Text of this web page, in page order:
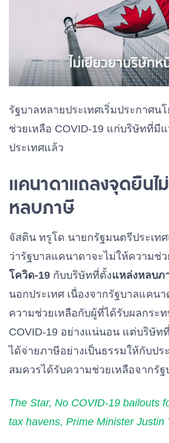
รัฐบาลหลายประเทศเริ่มประกาศน
ช่วยเหลือ COVID-19 แก่บริษัทที่มี
ประเทศแล้ว
แคนาดาแถลงจุดยืนไ
หลบภาษี
จัสติน ทรูโด นายกรัฐมนตรีประเท
ว่ารัฐบาลแคนาดาจะไม่ให้ความช่ว
โควิด-19 กับบริษัทที่ตั้งแหล่งหลบภ
นอกประเทศ เนื่องจากรัฐบาลแคนา
ความช่วยเหลือกับผู้ที่ได้รับผลกระ
COVID-19 อย่างแน่นอน แต่บริษัท
ได้จ่ายภาษีอย่างเป็นธรรมให้กับปร
สมควรได้รับความช่วยเหลือจากรั
The Star, No COVID-19 bailouts
tax havens, Prime Minister Justin